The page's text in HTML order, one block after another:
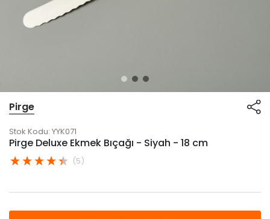
Pirge
Stok Kodu: YYK071
Pirge Deluxe Ekmek Bıçağı - Siyah - 18 cm
(5)